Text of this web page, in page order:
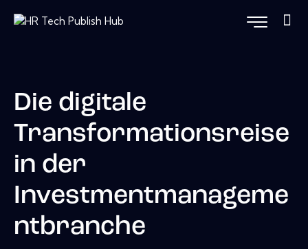
Die digitale
Transformationsreise
in der
Investmentmanageme
ntbranche